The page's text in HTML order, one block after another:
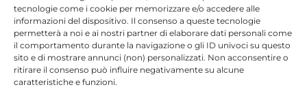
tecnologie come i cookie per memorizzare e/o accedere alle
informazioni del dispositivo. Il consenso a queste tecnologie
permetterà a noi e ai nostri partner di elaborare dati personali come
il comportamento durante la navigazione o gli ID univoci su questo
sito e di mostrare annunci (non) personalizzati. Non acconsentire o
ritirare il consenso può influire negativamente su alcune
caratteristiche e funzioni.
Email*